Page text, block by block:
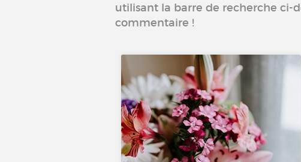
utilisant la barre de recherche ci-
commentaire !